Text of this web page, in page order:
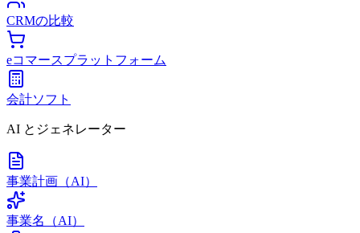
CRMの比較
eコマースプラットフォーム
会計ソフト
AI とジェネレーター
事業計画（AI）
事業名（AI）